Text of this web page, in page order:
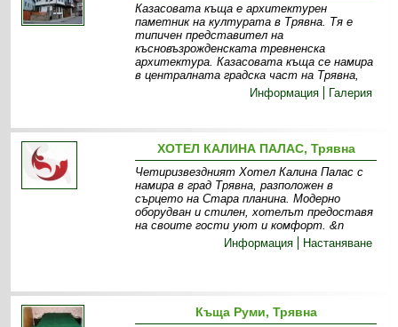
Казасовата къща е архитектурен
паметник на културата в Трявна. Тя е
типичен представител на
късновъзрожденската тревненска
архитектура. Казасовата къща се намира
в централната градска част на Трявна,
Информация
Галерия
ХОТЕЛ КАЛИНА ПАЛАС, Трявна
Четиризвездният Хотел Калина Палас с
намира в град Трявна, разположен в
сърцето на Стара планина. Модерно
оборудван и стилен, хотелът предоставя
на своите гости уют и комфорт. &n
Информация
Настаняване
Къща Руми, Трявна